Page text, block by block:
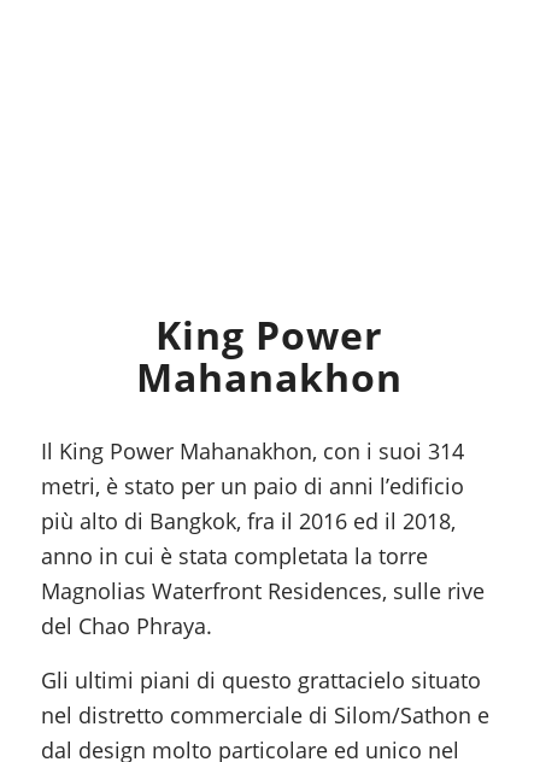
King Power
Mahanakhon
Il King Power Mahanakhon, con i suoi 314
metri, è stato per un paio di anni l’edificio
più alto di Bangkok, fra il 2016 ed il 2018,
anno in cui è stata completata la torre
Magnolias Waterfront Residences, sulle rive
del Chao Phraya.
Gli ultimi piani di questo grattacielo situato
nel distretto commerciale di Silom/Sathon e
dal design molto particolare ed unico nel